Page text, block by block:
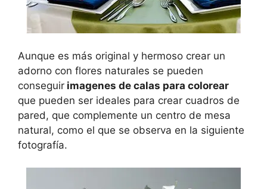
Aunque es más original y hermoso crear un
adorno con flores naturales se pueden
conseguir imagenes de calas para colorear
que pueden ser ideales para crear cuadros de
pared, que complemente un centro de mesa
natural, como el que se observa en la siguiente
fotografía.